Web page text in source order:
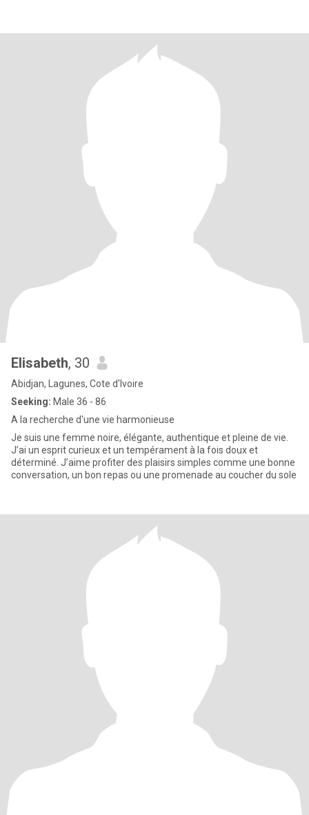
Elisabeth, 30
Abidjan, Lagunes, Cote d'Ivoire
Seeking: Male 36 - 86
A la recherche d'une vie harmonieuse
Je suis une femme noire, élégante, authentique et pleine de vie.
J’ai un esprit curieux et un tempérament à la fois doux et
déterminé. J’aime profiter des plaisirs simples comme une bonne
conversation, un bon repas ou une promenade au coucher du sole